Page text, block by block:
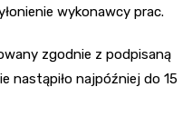
wykonawcy prac.
zgodnie z podpisaną
nastąpiło najpóźniej do 15